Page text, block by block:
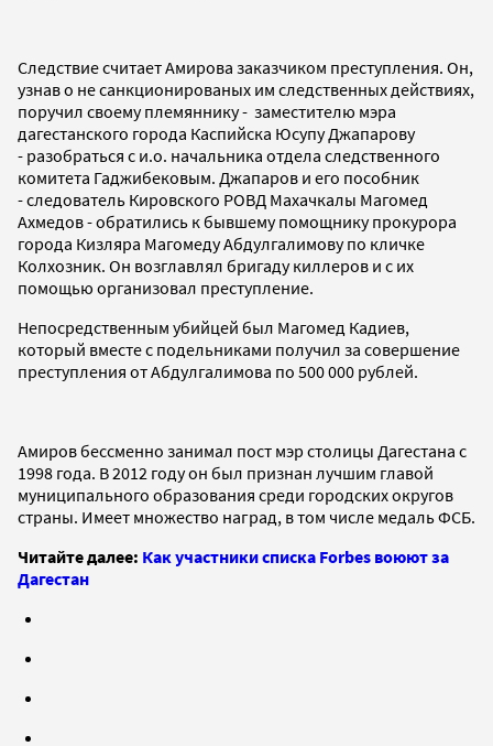
Следствие считает Амирова заказчиком преступления. Он,
узнав о не санкционированых им следственных действиях,
поручил своему племяннику - заместителю мэра
дагестанского города Каспийска Юсупу Джапарову
- разобраться с и.о. начальника отдела следственного
комитета Гаджибековым. Джапаров и его пособник
- следователь Кировского РОВД Махачкалы Магомед
Ахмедов - обратились к бывшему помощнику прокурора
города Кизляра Магомеду Абдулгалимову по кличке
Колхозник. Он возглавлял бригаду киллеров и с их
помощью организовал преступление.
Непосредственным убийцей был Магомед Кадиев,
который вместе с подельниками получил за совершение
преступления от Абдулгалимова по 500 000 рублей.
Амиров бессменно занимал пост мэр столицы Дагестана с
1998 года. В 2012 году он был признан лучшим главой
муниципального образования среди городских округов
страны. Имеет множество наград, в том числе медаль ФСБ.
Читайте далее: Как участники списка Forbes воюют за
Дагестан